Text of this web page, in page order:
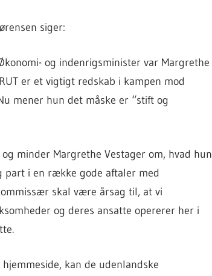
siger:
og indenrigsminister var Margrethe
er et vigtigt redskab i kampen mod
mener hun det måske er “stift og
minder Margrethe Vestager om, hvad hun
part i en række gode aftaler med
skal være årsag til, at vi
og deres ansatte opererer her i
kan de udenlandske